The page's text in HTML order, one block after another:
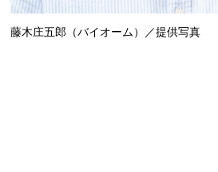
藤木庄五郎（バイオーム）／提供写真